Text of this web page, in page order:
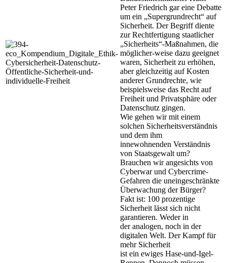
Peter Friedrich gar eine Debatte
um ein „Supergrundrecht“ auf
Sicherheit. Der Begriff diente
zur Rechtfertigung staatlicher
„Sicherheits“-Maßnahmen, die
möglicher-weise dazu geeignet
waren, Sicherheit zu erhöhen,
aber gleichzeitig auf Kosten
anderer Grundrechte, wie
beispielsweise das Recht auf
Freiheit und Privatsphäre oder
Datenschutz gingen.
Wie gehen wir mit einem
solchen Sicherheitsverständnis
und dem ihm
innewohnenden Verständnis
von Staatsgewalt um?
Brauchen wir angesichts von
Cyberwar und Cybercrime-
Gefahren die uneingeschränkte
Überwachung der Bürger?
Fakt ist: 100 prozentige
Sicherheit lässt sich nicht
garantieren. Weder in
der analogen, noch in der
digitalen Welt. Der Kampf für
mehr Sicherheit
ist ein ewiges Hase-und-Igel-